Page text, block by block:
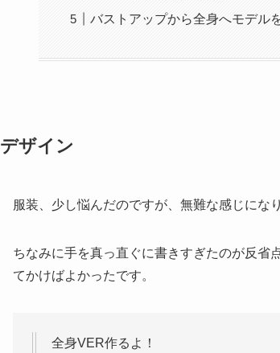
バストアップから全身へモデル
デザイン
服装、少し悩んだのですが、無難な感じにな
ちなみに手を真っ直ぐに書きすぎたのが反省
てかけばよかったです。
全身VER作るよ！